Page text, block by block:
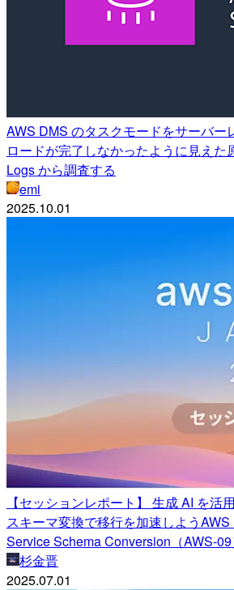
AWS DMS のタスクモードをサーバー
ロードが完了しなかったように見えた
Logs から調査する
emi
2025.10.01
【セッションレポート】 生成 AI を活
スキーマ変換で移行を加速しよう
Service Schema Conversion（AWS-
杉金晋
2025.07.01